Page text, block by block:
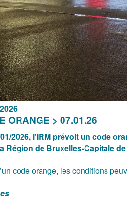
ORANGE > 07.01.26
2026, l'IRM prévoit un code
Région de Bruxelles-Capitale de
code orange, les conditions